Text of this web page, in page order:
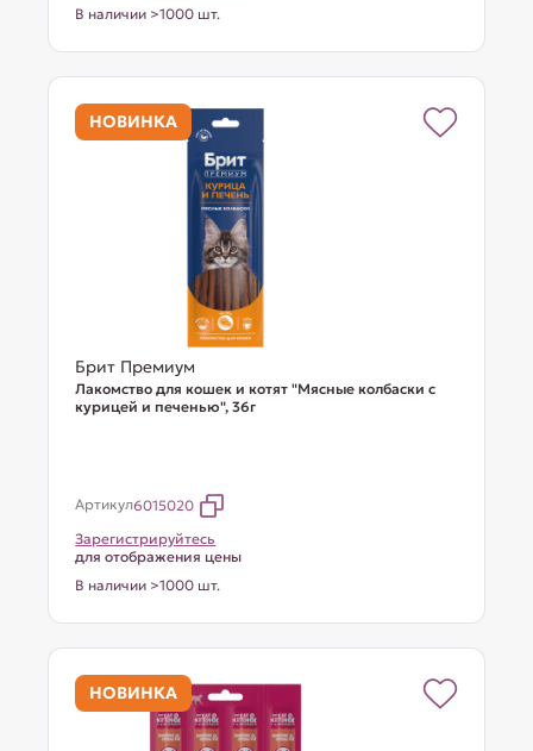
В наличии >1000 шт.
НОВИНКА
Брит Премиум
Лакомство для кошек и котят "Мясные колбаски с
курицей и печенью", 36г
Артикул6015020
Зарегистрируйтесь
для отображения цены
В наличии >1000 шт.
НОВИНКА